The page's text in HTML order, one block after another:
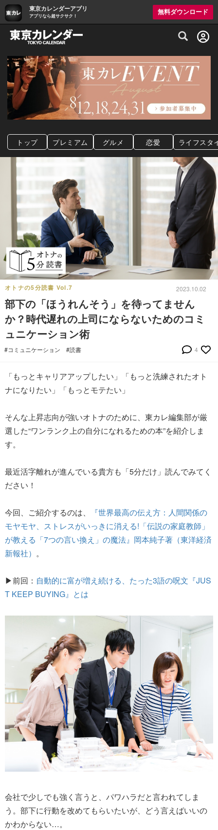
東京カレンダーアプリ
アプリなら超サクサク！
無料ダウンロード
グルメ情報・プレミアムレストラン予約
トップ プレミアム グルメ 恋愛 ライフスタ
オトナの5分読書 Vol.7 2023.10.02
部下の「ほうれんそう」を待ってません
か？時代遅れの上司にならないためのコミ
ュニケーション術
#コミュニケーション #読書 4
「もっとキャリアアップしたい」「もっと洗練されたオト
ナになりたい」「もっとモテたい」
そんな上昇志向が強いオトナのために、東カレ編集部が厳
選した“ワンランク上の自分になれるための本”を紹介しま
す。
最近活字離れが進んでいる貴方も「5分だけ」読んでみてく
ださい！
今回、ご紹介するのは、
『世界最高の伝え方：人間関係の
モヤモヤ、ストレスがいっきに消える!「伝説の家庭教師」
が教える「7つの言い換え」の魔法』岡本純子著（東洋経済
新報社） 。
▶前回： 自動的に富が増え続ける、たった3語の呪文『JUS
T KEEP BUYING』とは
会社で少しでも強く言うと、パワハラだと言われてしま
う。部下に行動を改めてもらいたいが、どう言えばいいの
かわからない…。